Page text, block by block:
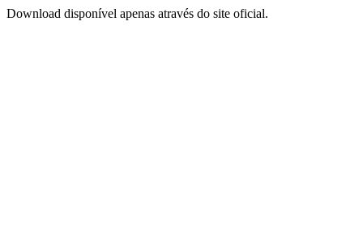
Download disponível apenas através do site oficial.